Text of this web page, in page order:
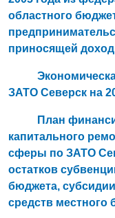
областного
приносящей доход
ЗАТО Северск на
План
капитального
сферы по ЗАТО
остатков
бюджета,
средств местного